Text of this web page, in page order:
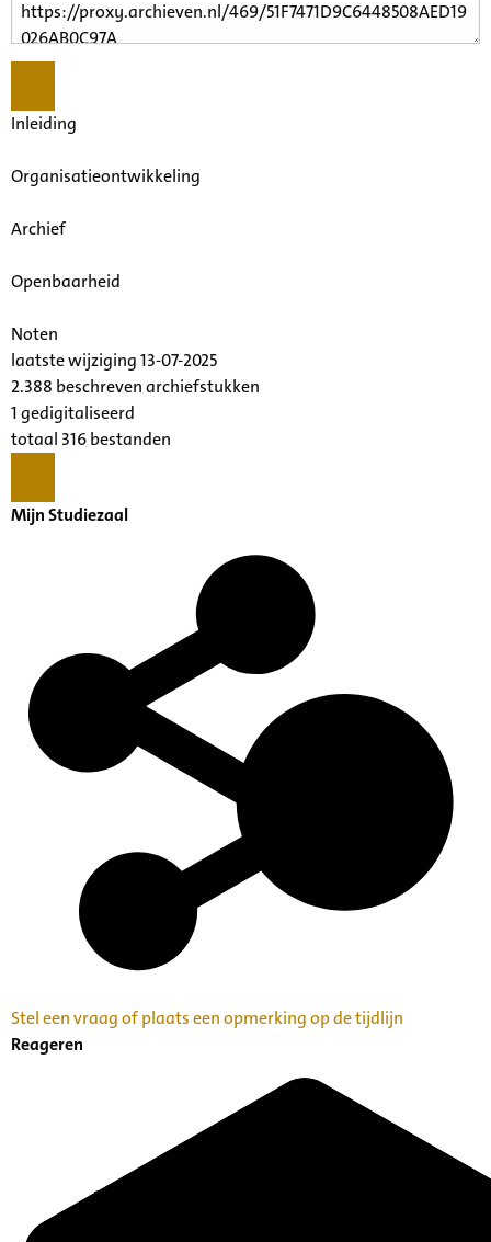
Inleiding
Organisatieontwikkeling
Archief
Openbaarheid
Noten
laatste wijziging 13-07-2025
2.388 beschreven archiefstukken
1 gedigitaliseerd
totaal 316 bestanden
Mijn Studiezaal
Stel een vraag of plaats een opmerking op de tijdlijn
Reageren